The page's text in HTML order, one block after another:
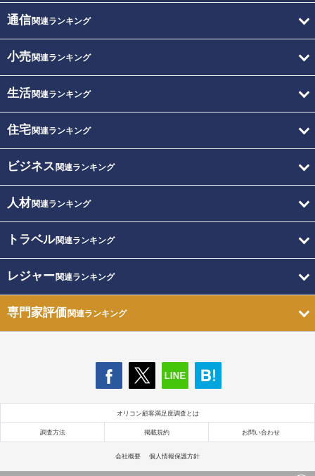
通信関連ランキング
小売関連ランキング
生活関連ランキング
住宅関連ランキング
ビジネス 関連ランキング
人材関連ランキング
トラベル関連ランキング
レジャー関連ランキング
専門家評価関連ランキング
オリコン顧客満足度調査とは
調査方法 掲載規約 お問い合わせ
会社概要 個人情報保護方針